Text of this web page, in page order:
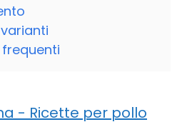
- Ricette per pollo